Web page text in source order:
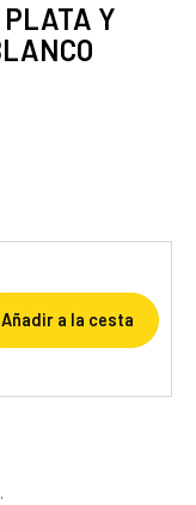
Y
Añadir a la cesta